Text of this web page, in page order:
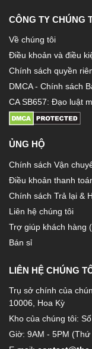
CÔNG TY CHÚNG
Về chúng tôi
Điều khoản và điều
Chính sách quyền
DMCA - Chính sách
CA SB657: Đạo luật
ỦNG HỘ
Chính sách Vận
Điều khoản thanh
Chính sách Trả lại &
Liên hệ chúng tôi
Trợ giúp khách hàng
Bán sỉ
LIÊN HỆ CHÚNG
Trụ sở chính của
10006, Hoa Kỳ
Kho của chúng tôi:
Giờ: 9AM - 5PM